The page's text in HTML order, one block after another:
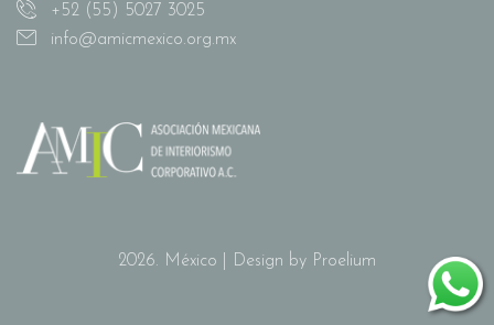
+52 (55) 5027 3025
info@amicmexico.org.mx
2026. México | Design by Proelium